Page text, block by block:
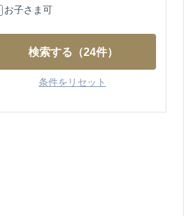
お子さま可
検索する （24件）
条件をリセット